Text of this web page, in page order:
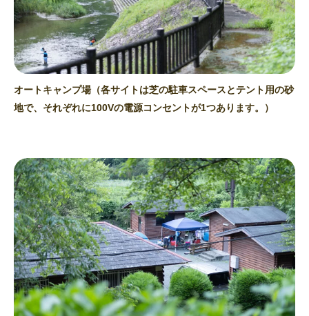
オートキャンプ場（各サイトは芝の駐車スペースとテント用の砂
地で、それぞれに100Vの電源コンセントが1つあります。）